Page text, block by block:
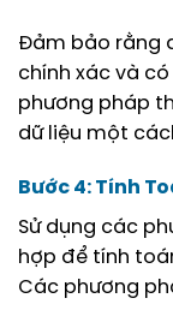
Đảm bảo rằng
chính xác và
phương pháp
dữ liệu một
Bước 4: Tính
Sử dụng các
hợp để tính
Các phương